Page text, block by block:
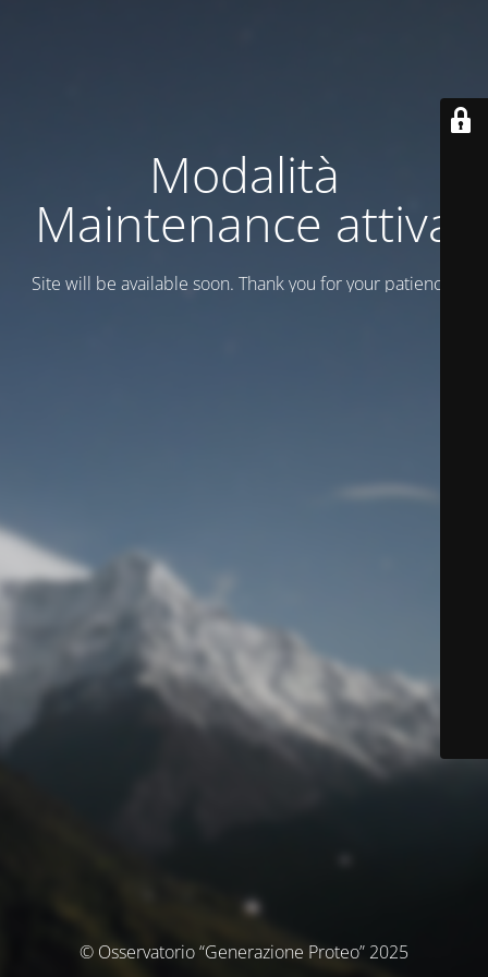
Modalità
Maintenance attiva
Site will be available soon. Thank you for your patience!
© Osservatorio “Generazione Proteo” 2025